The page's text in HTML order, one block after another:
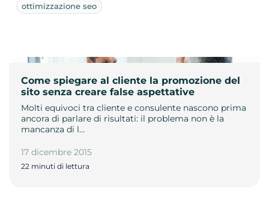
ottimizzazione seo
Come spiegare al cliente la promozione del
sito senza creare false aspettative
Molti equivoci tra cliente e consulente nascono prima
ancora di parlare di risultati: il problema non è la
mancanza di l…
17 dicembre 2015
22 minuti di lettura